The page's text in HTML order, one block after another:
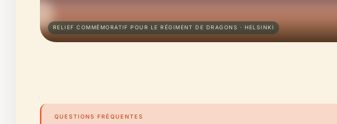
RELIEF COMMÉMORATIF POUR LE RÉGIMENT DE DRAGONS · HELSINKI
QUESTIONS FRÉQUENTES